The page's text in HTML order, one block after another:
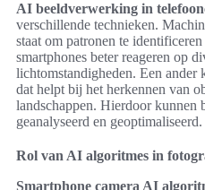
AI beeldverwerking in
verschillende technieken.
staat om patronen te
smartphones beter reageren op
lichtomstandigheden. Een ander
dat helpt bij het herkennen van
landschappen. Hierdoor kunnen
geanalyseerd en geoptimaliseerd.
Rol van AI algoritmes in
Smartphone camera AI